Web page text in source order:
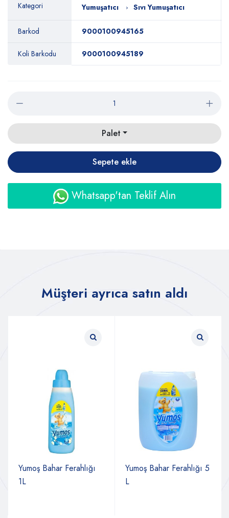
Kategori Yumuşatıcı Sıvı Yumuşatıcı
Barkod 9000100945165
Koli Barkodu 9000100945189
Palet
Sepete ekle
Whatsapp'tan Teklif Alın
Müşteri ayrıca satın aldı
Yumoş Bahar Ferahlığı
1L
Yumoş Bahar Ferahlığı 5
L